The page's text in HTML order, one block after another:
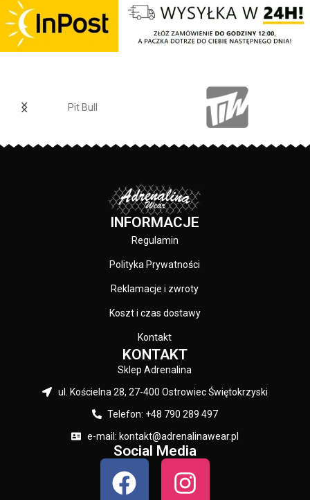
Pit Bull
INFORMACJE
Regulamin
Polityka Prywatności
Reklamacje i zwroty
Koszt i czas dostawy
Kontakt
KONTAKT
Sklep Adrenalina
ul. Kościelna 28, 27-400 Ostrowiec Świętokrzyski
Telefon: +48 790 289 497
e-mail: kontakt@adrenalinawear.pl
Social Media